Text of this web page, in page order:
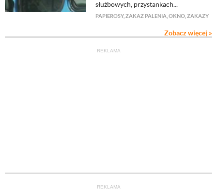
służbowych, przystankach...
PAPIEROSY, ZAKAZ PALENIA OKNO, ZAKAZY
Zobacz więcej »
REKLAMA
REKLAMA